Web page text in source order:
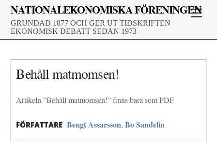
Skip
content
NATIONALEKONOMISKA FÖRENINGEN
GRUNDAD 1877 OCH GER UT TIDSKRIFTEN
EKONOMISK DEBATT SEDAN 1973
Behåll matmomsen!
Artikeln ”Behåll matmomsen!” finns bara som PDF
FÖRFATTARE Bengt Assarsson,Bo Sandelin